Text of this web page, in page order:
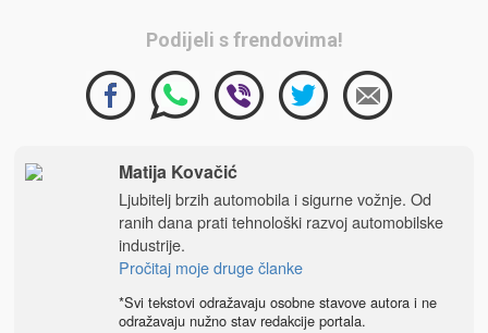
Podijeli s frendovima!
Matija Kovačić
Ljubitelj brzih automobila i sigurne vožnje. Od
ranih dana prati tehnološki razvoj automobilske
industrije.
Pročitaj moje druge članke
*Svi tekstovi odražavaju osobne stavove autora i ne
odražavaju nužno stav redakcije portala.